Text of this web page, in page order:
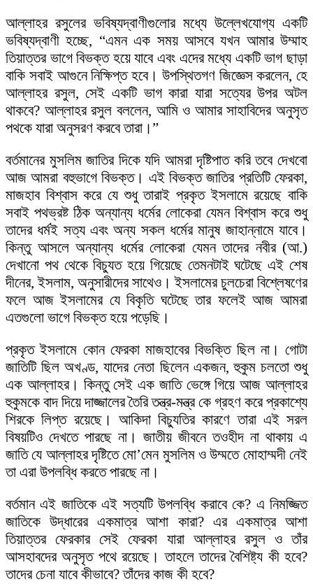
আল্লাহর রসুলের ভবিষ্যদ্বাণীগুলোর মধ্যে উল্লেখযোগ্য একটি
ভবিষ্যদ্বাণী হচ্ছে, “এমন এক সময় আসবে যখন আমার উম্মাহ
তিয়াত্তর ভাগে বিভক্ত হয়ে যাবে এবং এদের মধ্যে একটি ভাগ ছাড়া
বাকি সবাই আগুনে নিক্ষিপ্ত হবে। উপস্থিতগণ জিজ্ঞেস করলেন, হে
আল্লাহর রসুল, সেই একটি ভাগ কারা যারা সত্যের উপর অটল
থাকবে? আল্লাহর রসুল বললেন, আমি ও আমার সাহাবিদের অনুসৃত
পথকে যারা অনুসরণ করবে তারা।”
বর্তমানের মুসলিম জাতির দিকে যদি আমরা দৃষ্টিপাত করি তবে দেখবো
আজ আমরা বহুভাগে বিভক্ত। এই বিভক্ত জাতির প্রতিটি ফেরকা,
মাজহাব বিশ্বাস করে যে শুধু তারাই প্রকৃত ইসলামে রয়েছে বাকি
সবাই পথভ্রষ্ট ঠিক অন্যান্য ধর্মের লোকেরা যেমন বিশ্বাস করে শুধু
তাদের ধর্মই সত্য এবং অন্য সকল ধর্মের মানুষ জাহান্নামে যাবে।
কিন্তু আসলে অন্যান্য ধর্মের লোকেরা যেমন তাদের নবীর (আ.)
দেখানো পথ থেকে বিচ্যুত হয়ে গিয়েছে তেমনটাই ঘটেছে এই শেষ
দীনের, ইসলাম, অনুসারীদের সাথেও। ইসলামের চুলচেরা বিশ্লেষণের
ফলে আজ ইসলামের যে বিকৃতি ঘটেছে তার ফলেই আজ আমরা
এতগুলো ভাগে বিভক্ত হয়ে পড়েছি।
প্রকৃত ইসলামে কোন ফেরকা মাজহাবের বিভক্তি ছিল না। গোটা
জাতিটি ছিল অখণ্ড, যাদের নেতা ছিলেন একজন, হুকুম চলতো শুধু
এক আল্লাহর। কিন্তু সেই এক জাতি ভেঙ্গে গিয়ে আজ আল্লাহর
হুকুমকে বাদ দিয়ে দাজ্জালের তৈরি তন্ত্র-মন্ত্র কে গ্রহণ করে প্রকাশ্যে
শিরকে লিপ্ত রয়েছে। আকিদা বিচ্যুতির কারণে তারা এই সরল
বিষয়টিও দেখতে পারছে না। জাতীয় জীবনে তওহীদ না থাকায় এ
জাতি যে আল্লাহর দৃষ্টিতে মো’মেন মুসলিম ও উম্মতে মোহাম্মদী নেই
তা এরা উপলব্ধি করতে পারছে না।
বর্তমান এই জাতিকে এই সত্যটি উপলব্ধি করাবে কে? এ নিমজ্জিত
জাতিকে উদ্ধারের একমাত্র আশা কারা? এর একমাত্র আশা
তিয়াত্তর ফেরকার সেই ফেরকা যারা আল্লাহর রসুল ও তাঁর
আসহাবদের অনুসৃত পথে রয়েছে। তাহলে তাদের বৈশিষ্ট্য কী হবে?
তাদের চেনা যাবে কীভাবে? তাঁদের কাজ কী হবে?